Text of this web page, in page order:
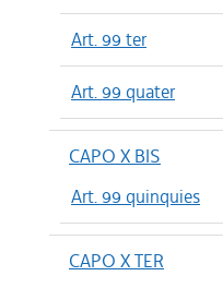
Art. 99 ter
Art. 99 quater
CAPO X BIS
Art. 99 quinquies
CAPO X TER